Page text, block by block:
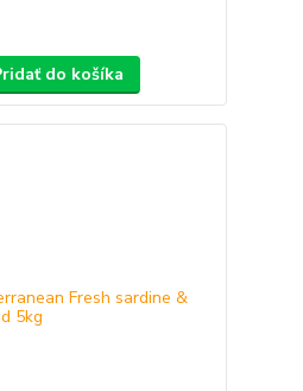
do košíka